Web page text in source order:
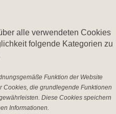
alle verwendeten Cookies
folgende Kategorien zu
Funktion der Website
Cookies, die grundlegende Funktionen
Diese Cookies speichern
Informationen.